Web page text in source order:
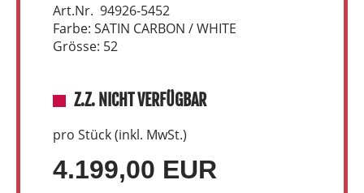
Art.Nr. 94926-5452
Farbe: SATIN CARBON / WHITE
Grösse: 52
Z.Z. NICHT VERFÜGBAR
pro Stück (inkl. MwSt.)
4.199,00 EUR